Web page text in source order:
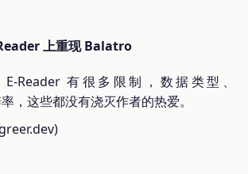
上重现 Balatro
Reader 有很多限制，数据类型、
，这些都没有浇灭作者的热爱。